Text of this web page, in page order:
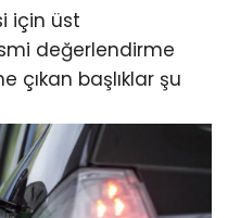
için üst
değerlendirme
çıkan başlıklar şu